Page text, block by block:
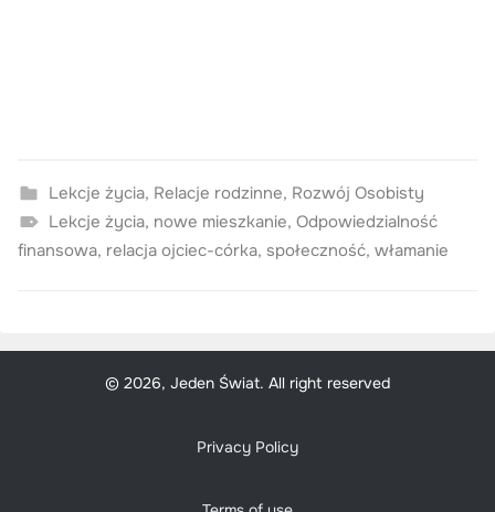
Lekcje życia, Relacje rodzinne, Rozwój Osobisty
Lekcje życia, nowe mieszkanie, Odpowiedzialność
finansowa, relacja ojciec-córka, społeczność, włamanie
© 2026, Jeden Świat. All right reserved
Privacy Policy